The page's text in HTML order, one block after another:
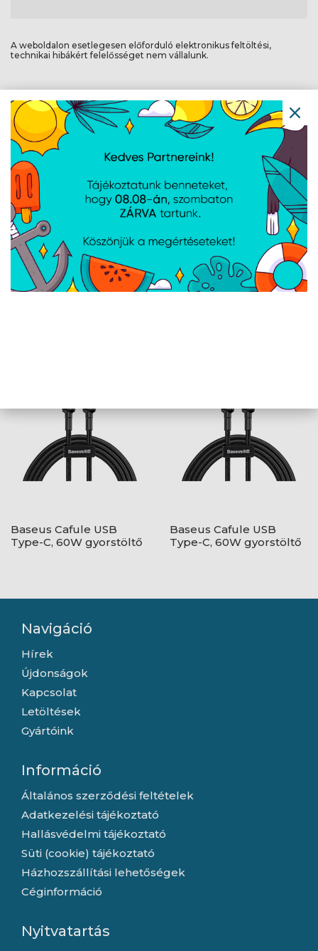
A weboldalon esetlegesen előforduló elektronikus feltöltési,
technikai hibákért felelősséget nem vállalunk.
AJÁNLATUNKBÓL
Baseus Cafule USB
Type-C, 60W gyorstöltő
Baseus Cafule USB
Type-C, 60W gyorstöltő
Navigáció
Hírek
Újdonságok
Kapcsolat
Letöltések
Gyártóink
Információ
Általános szerződési feltételek
Adatkezelési tájékoztató
Hallásvédelmi tájékoztató
Süti (cookie) tájékoztató
Házhozszállítási lehetőségek
Céginformáció
Nyitvatartás